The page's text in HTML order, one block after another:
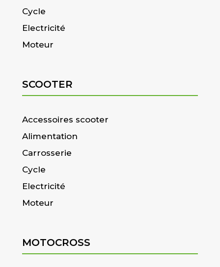
Cycle
Electricité
Moteur
SCOOTER
Accessoires scooter
Alimentation
Carrosserie
Cycle
Electricité
Moteur
MOTOCROSS